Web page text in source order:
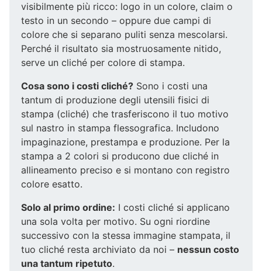
visibilmente più ricco: logo in un colore, claim o
testo in un secondo – oppure due campi di
colore che si separano puliti senza mescolarsi.
Perché il risultato sia mostruosamente nitido,
serve un cliché per colore di stampa.
Cosa sono i costi cliché? Sono i costi una
tantum di produzione degli utensili fisici di
stampa (cliché) che trasferiscono il tuo motivo
sul nastro in stampa flessografica. Includono
impaginazione, prestampa e produzione. Per la
stampa a 2 colori si producono due cliché in
allineamento preciso e si montano con registro
colore esatto.
Solo al primo ordine: I costi cliché si applicano
una sola volta per motivo. Su ogni riordine
successivo con la stessa immagine stampata, il
tuo cliché resta archiviato da noi – nessun costo
una tantum ripetuto.